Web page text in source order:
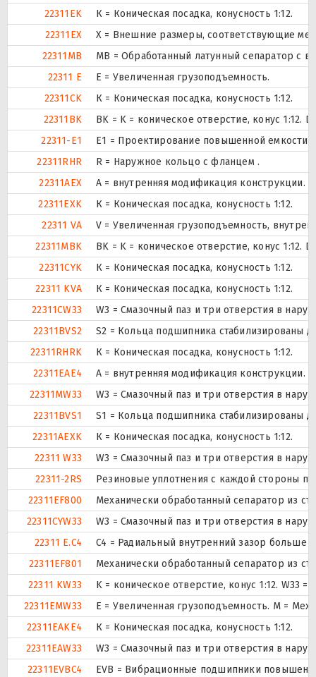
22311EK
К = Коническая посадка, конусность 1:12.
22311EX
X = Внешние размеры, соответствующие
22311MB
MB = Обработанный латунный сепаратор с
22311 E
Е = Увеличенная грузоподъемность.
22311CK
К = Коническая посадка, конусность 1:12.
22311BK
BK = K = коническое отверстие, конус
22311-E1
E1 = Проектирование повышенной емкости.
22311RHR
R = Наружное кольцо с фланцем .
22311AEX
A = внутренняя модификация конструкции.
22311EXK
К = Коническая посадка, конусность 1:12.
22311 VA
V = Увеличенная грузоподъемность,
22311MBK
BK = K = коническое отверстие, конус
22311CYK
К = Коническая посадка, конусность 1:12.
22311 KVA
К = Коническая посадка, конусность 1:12.
22311CW33
W3 = Смазочный паз и три отверстия в
22311BVS2
S2 = Кольца подшипника стабилизированы
22311RHRK
К = Коническая посадка, конусность 1:12.
22311EAE4
A = внутренняя модификация конструкции.
22311MW33
W3 = Смазочный паз и три отверстия в
22311BVS1
S1 = Кольца подшипника стабилизированы
22311AEXK
К = Коническая посадка, конусность 1:12.
22311 W33
W3 = Смазочный паз и три отверстия в
22311-2RS
Резиновые уплотнения с каждой стороны
22311EF800
Механически обработанный сепаратор из
22311CYW33
W3 = Смазочный паз и три отверстия в
22311 E.C4
C4 = Радиальный внутренний зазор больше
22311EF801
Механически обработанный сепаратор из
22311 KW33
K = коническое отверстие, конус 1:12. W33
22311EMW33
E = Увеличенная грузоподъемность. М =
22311EAKE4
К = Коническая посадка, конусность 1:12.
22311EAW33
W3 = Смазочный паз и три отверстия в
22311EVBC4
EVB = Вибрационные подшипники